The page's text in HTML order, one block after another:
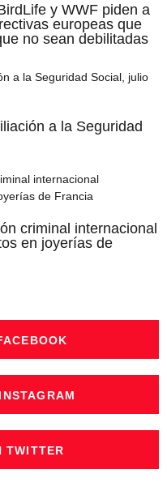
y WWF piden a
europeas que
no sean debilitadas
a la Seguridad
criminal internacional
en joyerías de
TWITTER